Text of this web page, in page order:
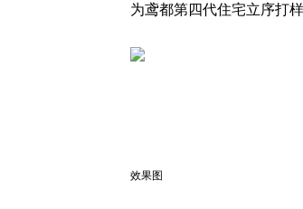
为鸢都第四代住宅立序打样
效果图